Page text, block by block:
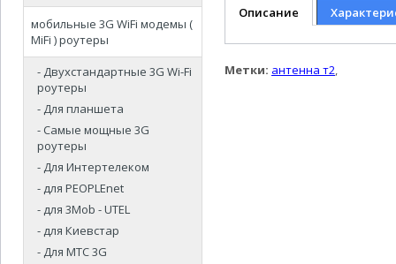
мобильные 3G WiFi модемы (
MiFi ) роутеры
- Двухстандартные 3G Wi-Fi
роутеры
- Для планшета
- Самые мощные 3G
роутеры
- Для Интертелеком
- для PEOPLEnet
- для 3Mob - UTEL
- для Киевстар
- Для МТС 3G
Описание
Метки: антенна т2,